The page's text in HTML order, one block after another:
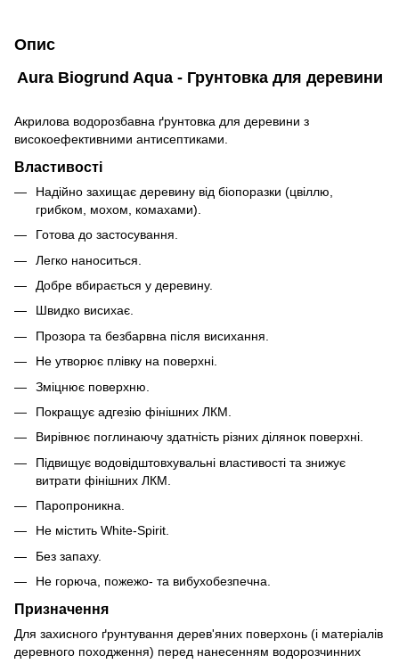
Опис
Aura Biogrund Aqua - Грунтовка для деревини
Акрилова водорозбавна ґрунтовка для деревини з
високоефективними антисептиками.
Властивості
Надійно захищає деревину від біопоразки (цвіллю,
грибком, мохом, комахами).
Готова до застосування.
Легко наноситься.
Добре вбирається у деревину.
Швидко висихає.
Прозора та безбарвна після висихання.
Не утворює плівку на поверхні.
Зміцнює поверхню.
Покращує адгезію фінішних ЛКМ.
Вирівнює поглинаючу здатність різних ділянок поверхні.
Підвищує водовідштовхувальні властивості та знижує
витрати фінішних ЛКМ.
Паропроникна.
Не містить White-Spirit.
Без запаху.
Не горюча, пожежо- та вибухобезпечна.
Призначення
Для захисного ґрунтування дерев'яних поверхонь (і матеріалів
деревного походження) перед нанесенням водорозчинних